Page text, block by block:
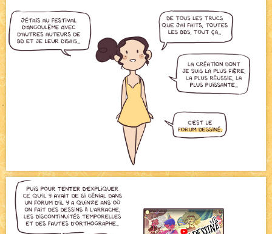
Pique-nique d'été NEW
Beyond the cliff (suite) NEW
On retape les miniatures de l'accueil
Le Jeu du Trône – Généalogie